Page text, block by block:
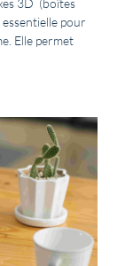
3D (boîtes
pour
Elle permet